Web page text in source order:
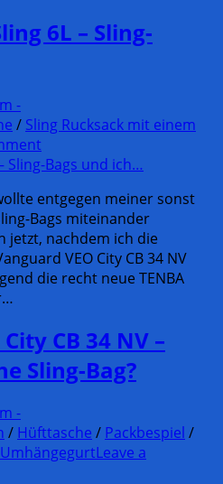
6L – Sling-
-
/ Sling Rucksack mit einem
entgegen meiner sonst
Bags miteinander
jetzt, nachdem ich die
VEO City CB 34 NV
die recht neue TENBA
CB 34 NV –
Sling-Bag?
-
/ Hüfttasche / Packbespiel /
Leave a